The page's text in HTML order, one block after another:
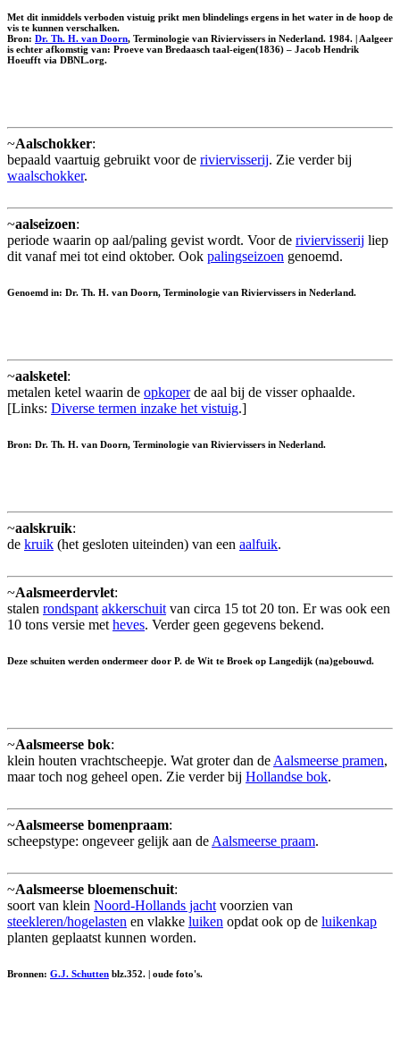
Met dit inmiddels verboden vistuig prikt men blindelings ergens in het water in de hoop de
vis te kunnen verschalken.
Bron: Dr. Th. H. van Doorn, Terminologie van Riviervissers in Nederland. 1984. | Aalgeer
is echter afkomstig van: Proeve van Bredaasch taal-eigen(1836) – Jacob Hendrik
Hoeufft via DBNL.org.
~Aalschokker:
bepaald vaartuig gebruikt voor de riviervisserij. Zie verder bij
waalschokker.
~aalseizoen:
periode waarin op aal/paling gevist wordt. Voor de riviervisserij liep
dit vanaf mei tot eind oktober. Ook palingseizoen genoemd.
Genoemd in: Dr. Th. H. van Doorn, Terminologie van Riviervissers in Nederland.
~aalsketel:
metalen ketel waarin de opkoperde aal bij de visser ophaalde.
[Links: Diverse termen inzake het vistuig.]
Bron: Dr. Th. H. van Doorn, Terminologie van Riviervissers in Nederland.
~aalskruik:
de kruik (het gesloten uiteinden) van een aalfuik.
~Aalsmeerdervlet:
stalen rondspant akkerschuit van circa 15 tot 20 ton. Er was ook een
10 tons versie met heves. Verder geen gegevens bekend.
Deze schuiten werden ondermeer door P. de Wit te Broek op Langedijk (na)gebouwd.
~Aalsmeerse bok:
klein houten vrachtscheepje. Wat groter dan de Aalsmeerse pramen,
maar toch nog geheel open. Zie verder bij Hollandse bok.
~Aalsmeerse bomenpraam:
scheepstype: ongeveer gelijk aan de Aalsmeerse praam.
~Aalsmeerse bloemenschuit:
soort van klein Noord-Hollands jacht voorzien van
steekleren/hogelasten en vlakke luiken opdat ook op de luikenkap
planten geplaatst kunnen worden.
Bronnen: G.J. Schutten blz.352. | oude foto's.